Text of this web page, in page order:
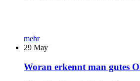
mehr
29 May
Woran erkennt man gutes